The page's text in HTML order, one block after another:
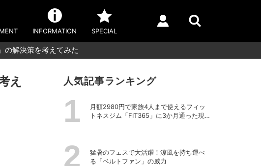
INFORMATION SPECIAL
の解決策を考えてみた
え
人気記事ランキング
月額2980円で家族4人まで使えるフィッ
トネスジム「FIT365」に3か月通った現在
猛暑のフェスで大活躍！涼風を持ち運べ
る「ベルトファン」の威力